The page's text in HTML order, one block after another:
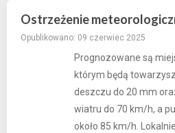
Ostrzeżenie
Opublikowano: 09 czerwiec 2025
Prognozowane są
którym będą
deszczu do 20 mm
wiatru do 70 km/h, a
około 85 km/h.